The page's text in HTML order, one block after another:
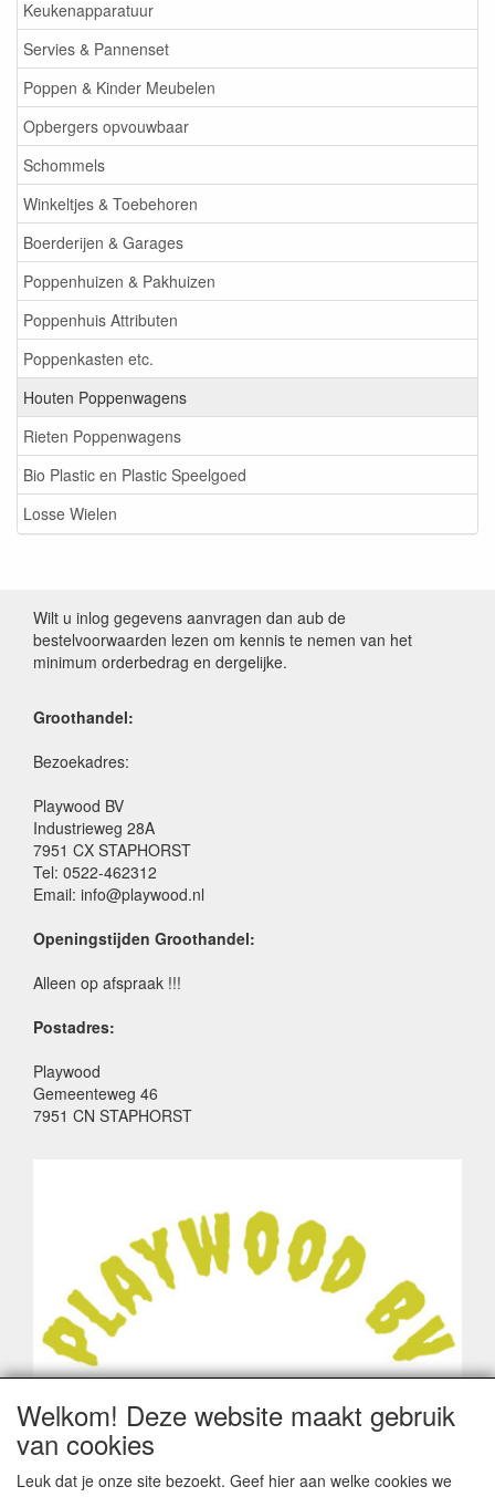
Keukenapparatuur
Servies & Pannenset
Poppen & Kinder Meubelen
Opbergers opvouwbaar
Schommels
Winkeltjes & Toebehoren
Boerderijen & Garages
Poppenhuizen & Pakhuizen
Poppenhuis Attributen
Poppenkasten etc.
Houten Poppenwagens
Rieten Poppenwagens
Bio Plastic en Plastic Speelgoed
Losse Wielen
Wilt u inlog gegevens aanvragen dan aub de
bestelvoorwaarden lezen om kennis te nemen van het
minimum orderbedrag en dergelijke.
Groothandel:
Bezoekadres:
Playwood BV
Industrieweg 28A
7951 CX STAPHORST
Tel: 0522-462312
Email: info@playwood.nl
Openingstijden Groothandel:
Alleen op afspraak !!!
Postadres:
Playwood
Gemeenteweg 46
7951 CN STAPHORST
Welkom! Deze website maakt gebruik
van cookies
Leuk dat je onze site bezoekt. Geef hier aan welke cookies we